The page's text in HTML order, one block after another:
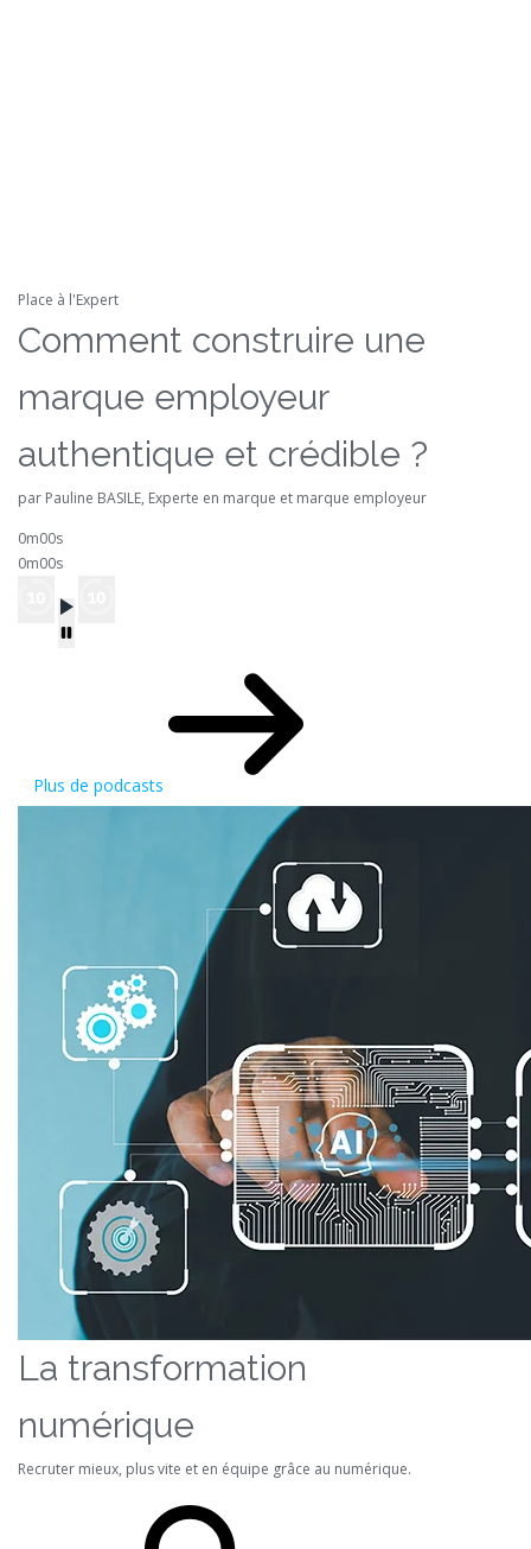
Place à l'Expert
Comment construire une
marque employeur
authentique et crédible ?
par Pauline BASILE, Experte en marque et marque employeur
0m00s
0m00s
Plus de podcasts
La transformation
numérique
Recruter mieux, plus vite et en équipe grâce au numérique.